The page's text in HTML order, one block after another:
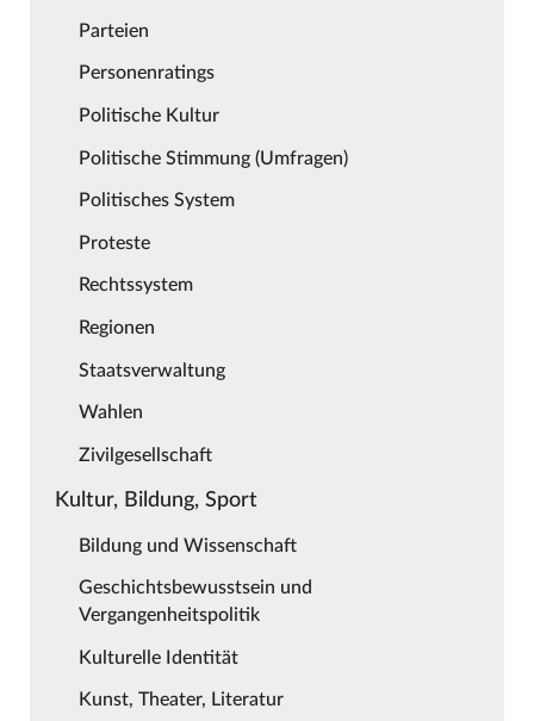
Parteien
Personenratings
Politische Kultur
Politische Stimmung (Umfragen)
Politisches System
Proteste
Rechtssystem
Regionen
Staatsverwaltung
Wahlen
Zivilgesellschaft
Kultur, Bildung, Sport
Bildung und Wissenschaft
Geschichtsbewusstsein und
Vergangenheitspolitik
Kulturelle Identität
Kunst, Theater, Literatur